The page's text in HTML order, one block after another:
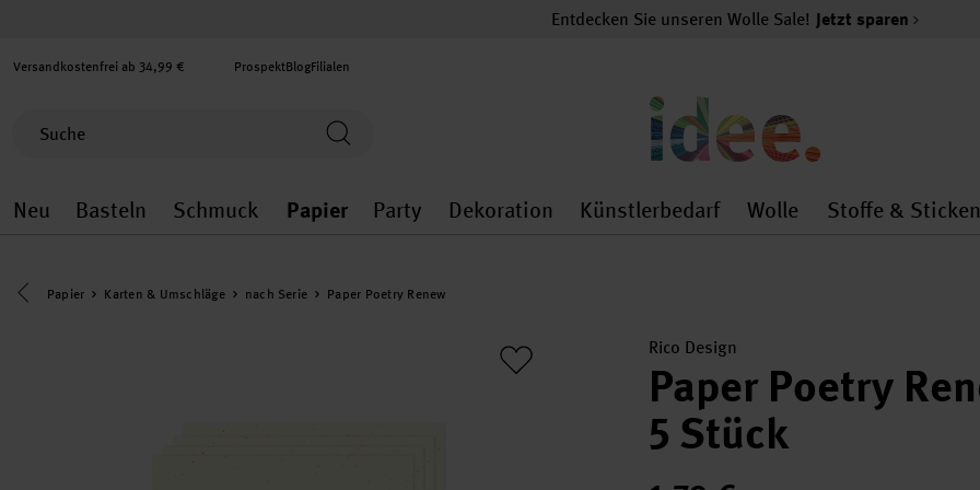
Entdecken Sie unseren Wolle Sale! Jetzt sparen
Versandkostenfrei ab 34,99 € ProspektBlogFilialen
Neu
Neu general.openMenu
Basteln
Basteln general.openMenu
Schmuck
Schmuck general.openMenu
Papier
Papier general.openMenu
Party
Party general.openMenu
Dekoration
Dekoration general.openMenu
Künstlerbedarf
Künstlerbedarf
Wolle
Wolle
Stoffe & Sticken
Eine Kategorie zurück navigieren
Papier Karten & Umschläge nach Serie Paper Poetry Renew
Rico Design
Paper Poetry
5 Stück